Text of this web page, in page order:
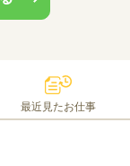
最近見たお仕事